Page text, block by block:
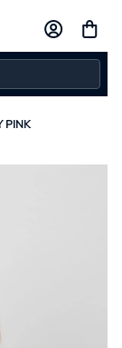
PINK